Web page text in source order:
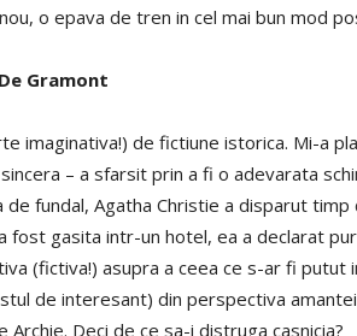
o epava de tren in cel mai bun mod
De Gramont
imaginativa!) de fictiune istorica. Mi-a
– a sfarsit prin a fi o adevarata
fundal, Agatha Christie a disparut
fost gasita intr-un hotel, ea a declarat
(fictiva!) asupra a ceea ce s-ar fi putut
de interesant) din perspectiva amantei
Archie. Deci de ce sa-i distruga casnicia?